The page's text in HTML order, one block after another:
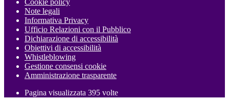
Cookie policy
Note legali
Informativa Privacy
Ufficio Relazioni con il Pubblico
Dichiarazione di accessibilità
Obiettivi di accessibilità
Whistleblowing
Gestione consensi cookie
Amministrazione trasparente
Pagina visualizzata 395 volte